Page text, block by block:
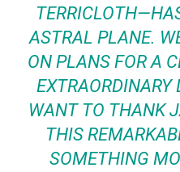
ASTRAL PLANE.
ON PLANS FOR A
EXTRAORDINARY
WANT TO THANK
THIS
SOMETHING